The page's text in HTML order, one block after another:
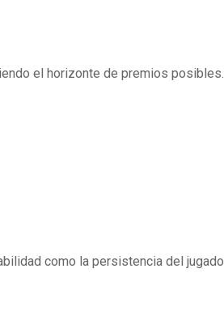
el horizonte de premios posibles.
como la persistencia del